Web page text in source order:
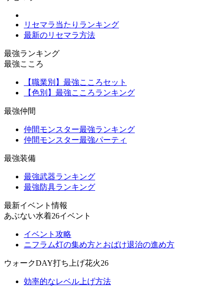
リセマラ当たりランキング
最新のリセマラ方法
最強ランキング
最強こころ
【職業別】最強こころセット
【色別】最強こころランキング
最強仲間
仲間モンスター最強ランキング
仲間モンスター最強パーティ
最強装備
最強武器ランキング
最強防具ランキング
最新イベント情報
あぶない水着26イベント
イベント攻略
ニフラム灯の集め方とおばけ退治の進め方
ウォークDAY打ち上げ花火26
効率的なレベル上げ方法